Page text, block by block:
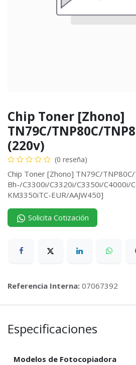
Chip Toner [Zhono]
TN79C/TNP80C/
(220v)
(0 reseña)
Chip Toner [Zhono] TN79C/
Bh-/C3300i/C3320i/C3350i/C4000i/
KM3350iTC-EUR/AAJW450]
Solicita Cotización
Referencia Interna: 07067392
Especificaciones
Modelos de Fotocopiadora